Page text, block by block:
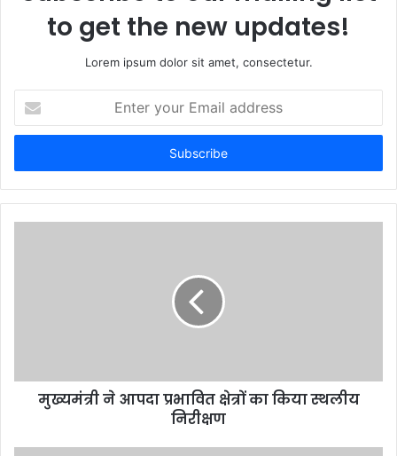
to get the new updates!
Lorem ipsum dolor sit amet, consectetur.
your
Email
मुख्यमंत्री ने आपदा प्रभावित क्षेत्रों का किया स्थलीय
निरीक्षण